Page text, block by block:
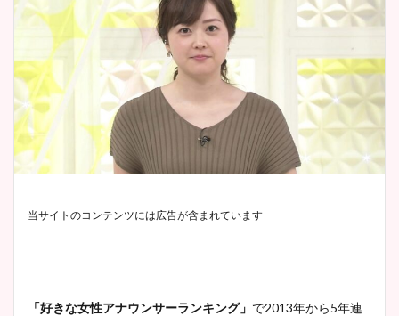
当サイトのコンテンツには広告が含まれています
「好きな女性アナウンサーランキング」 で2013年から5年連